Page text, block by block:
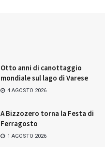
Otto anni di canottaggio
mondiale sul lago di Varese
4 AGOSTO 2026
A Bizzozero torna la Festa di
Ferragosto
1 AGOSTO 2026